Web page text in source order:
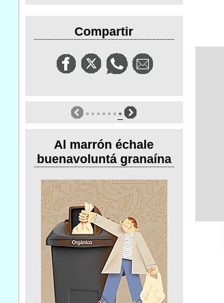
Compartir
Al marrón échale
buenavoluntá granaína